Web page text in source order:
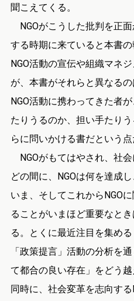
聞こえてくる。
NGOがこうした批判を正
する時期に来ていると本書
NGO活動の宣伝や組織マネ
が、本書がそれらと異なる
NGO活動に携わってきた者
たりうるのか、担い手たり
らに問いかける書だという点
NGOがもてはやされ、社
どの間に、NGOは何を達成
いま、そしてこれからNGO
ることがいまほど重要なと
る。とくに最近注目を集め
「政策提言」活動の分析を
て都合の良い存在」をどう
同時に、社会変革を志向す